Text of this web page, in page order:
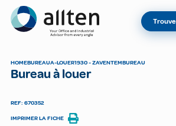
Allten
TROUVER UN ESPACE
HOMEBUREAUA-LOUER1930 - ZAVENTEMBUREAU
Bureau à louer
REF: 670352
IMPRIMER LA FICHE